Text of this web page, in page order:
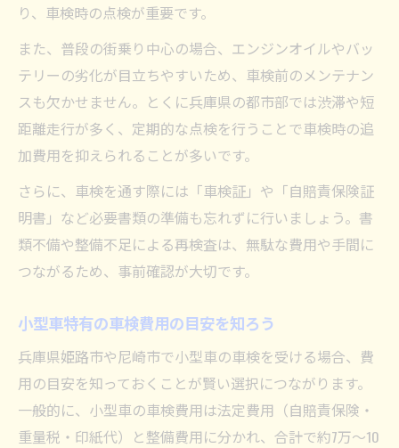
り、車検時の点検が重要です。
また、普段の街乗り中心の場合、エンジンオイルやバッ
テリーの劣化が目立ちやすいため、車検前のメンテナン
スも欠かせません。とくに兵庫県の都市部では渋滞や短
距離走行が多く、定期的な点検を行うことで車検時の追
加費用を抑えられることが多いです。
さらに、車検を通す際には「車検証」や「自賠責保険証
明書」など必要書類の準備も忘れずに行いましょう。書
類不備や整備不足による再検査は、無駄な費用や手間に
つながるため、事前確認が大切です。
小型車特有の車検費用の目安を知ろう
兵庫県姫路市や尼崎市で小型車の車検を受ける場合、費
用の目安を知っておくことが賢い選択につながります。
一般的に、小型車の車検費用は法定費用（自賠責保険・
重量税・印紙代）と整備費用に分かれ、合計で約7万～10